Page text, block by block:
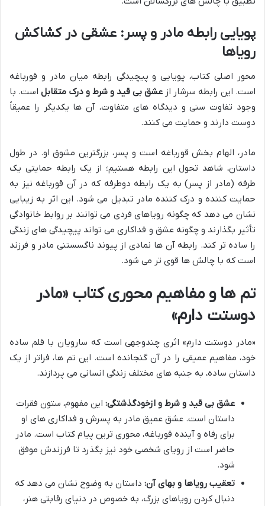
پویایی رابطه مادر و پسر: عشقی در کشاکش
رویاها
محور اصلی کتاب، پویایی و پیچیدگی رابطه میان مادر و قورباغه
است. این رابطه سرشار از عشق بی قید و شرط و درک متقابل است. با
وجود تفاوت سنی و دیدگاه های متفاوت، آن ها یکدیگر را عمیقاً
دوست دارند و حمایت می کنند.
مادر، الهام بخش قورباغه است و پسر، بزرگترین مشوق او. در طول
داستان، شاهد تحول این رابطه هستیم؛ از یک رابطه حمایتی یک
طرفه (مادر از پسر) به یک رابطه دوطرفه که در آن قورباغه نیز به
حمایت کننده و درک کننده مادر تبدیل می شود. این اثر به زیبایی
نشان می دهد که چگونه رویاهای فردی می توانند بر روابط خانوادگی
تأثیر بگذارند و چگونه عشق و فداکاری می تواند پیچیدگی های زندگی
را ساده تر کند. رابطه آن ها نمادی از پیوند ناگسستنی مادر و فرزند
است که با چالش ها قوی تر می شود.
تم ها و مفاهیم محوری کتاب «مادر
دوستت دارم»
«مادر دوستت دارم» اثری چندوجهی است که سارویان با قلم ساده
خود، مفاهیم عمیقی را در آن گنجانده است. این تم ها، فراتر از یک
داستان ساده، به جنبه های مختلف زندگی انسانی می پردازند.
عشق بی قید و شرط و ازخودگذشتگی: این مفهوم، ستون فقرات
داستان است. عشق عمیق مادر به پسرش و فداکاری های او
برای رفاه و آینده قورباغه، محوری ترین پیام کتاب است. مادر
حاضر است از رویای شخصی خود نیز بگذرد تا فرزندش موفق
شود.
تعقیب رویاها و بهای آن: داستان به وضوح نشان می دهد که
دنبال کردن رویاهای بزرگ، به خصوص در دنیای رقابتی هنر،